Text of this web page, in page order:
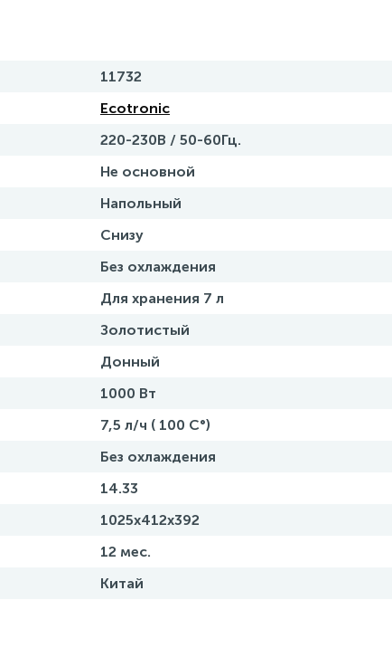
11732
Ecotronic
220-230В / 50-60Гц.
Не основной
Напольный
Снизу
Без охлаждения
Для хранения 7 л
Золотистый
Донный
1000 Вт
7,5 л/ч ( 100 C°)
Без охлаждения
14.33
1025x412x392
12 мес.
Китай